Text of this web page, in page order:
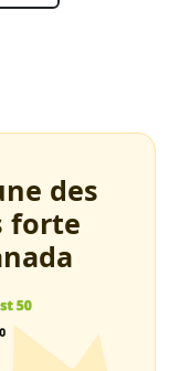
des
forte